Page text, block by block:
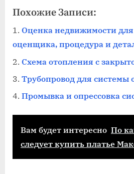
Похожие Записи:
Оценка недвижимости
оценщика, процедура и
Схема отопления с
Трубопровод для системы
Промывка и опрессовка
Вам будет интересно По
следует купить платье